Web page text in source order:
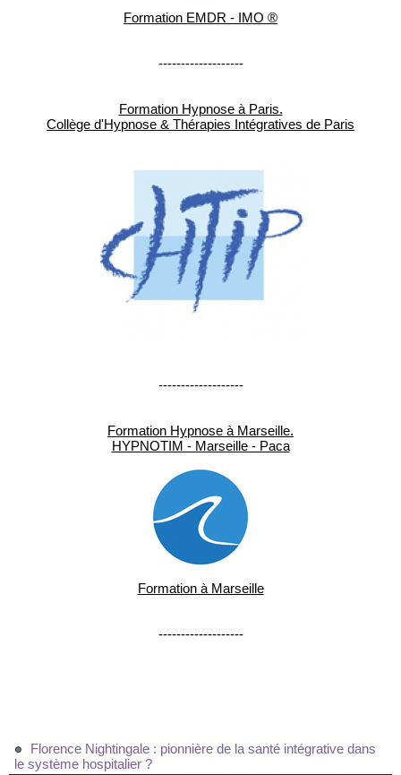
Formation EMDR - IMO ®
-------------------
Formation Hypnose à Paris.
Collège d'Hypnose & Thérapies Intégratives de Paris
-------------------
Formation Hypnose à Marseille.
HYPNOTIM - Marseille - Paca
Formation à Marseille
-------------------
Florence Nightingale : pionnière de la santé intégrative dans
le système hospitalier ?